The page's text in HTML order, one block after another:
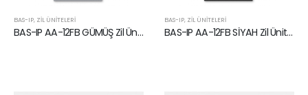
BAS-IP, ZIL ÜNITELERI
BAS-IP AA-12FB GÜMÜŞ Zil Ünitesi
BAS-IP, ZIL ÜNITELERI
BAS-IP AA-12FB SİYAH Zil Ünitesi